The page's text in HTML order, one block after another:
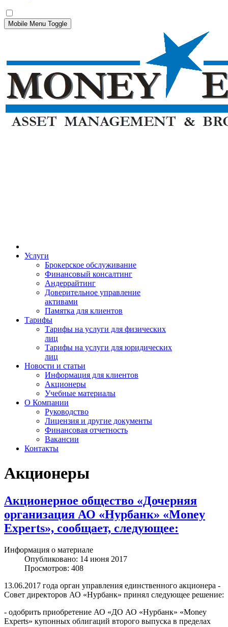
Mobile Menu Toggle
Услуги
Брокерское обслуживание
Финансовый консалтинг
Андеррайтинг
Доверительное управление
активами
Памятка для клиентов
Тарифы
Тарифы на услуги для физических
лиц
Тарифы на услуги для юридических
лиц
Новости и статьи
Информация для клиентов
Акционеры
Учебные материалы
О Компании
Руководство
Лицензия и другие документы
Финансовая отчетность
Вакансии
Контакты
Акционеры
Акционерное общество «Дочерняя
организация АО «Нурбанк» «Money
Experts», сообщает, следующее:
Информация о материале
Опубликовано: 14 июня 2017
Просмотров: 408
13.06.2017 года орган управления единственного акционера -
Совет директоров АО «Нурбанк» принял следующее решение:
- одобрить приобретение АО «ДО АО «Нурбанк» «Money
Experts» купонных облигаций второго выпуска в пределах